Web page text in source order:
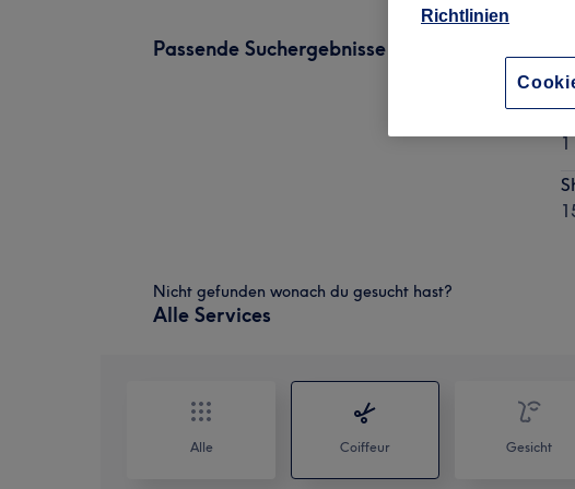
Passende Suchergebnisse
1
1
Nicht gefunden wonach du gesucht hast?
Alle Services
Alle Coiffeur Gesicht
Richtlinien